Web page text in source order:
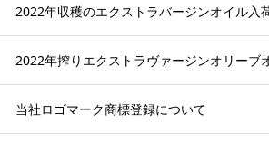
2022年収穫のエクストラバージンオイル入
2022年搾りエクストラヴァージンオリーブ
当社ロゴマーク商標登録について